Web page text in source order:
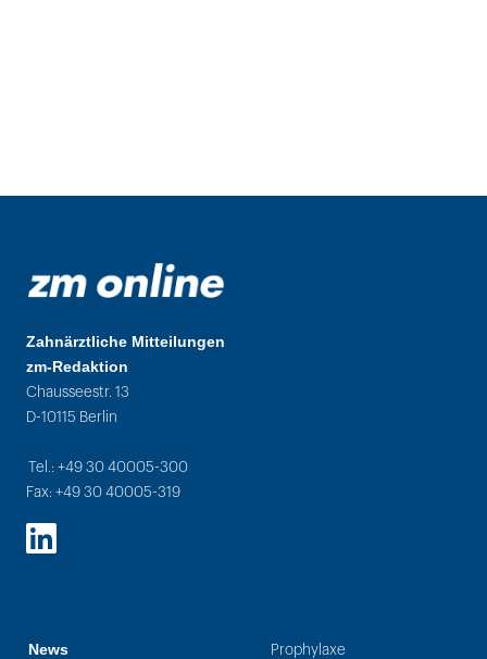
Zahnärztliche Mitteilungen
zm-Redaktion
Chausseestr. 13
D-10115 Berlin
Tel.: +49 30 40005-300
Fax: +49 30 40005-319
LinkedIn
News Prophylaxe